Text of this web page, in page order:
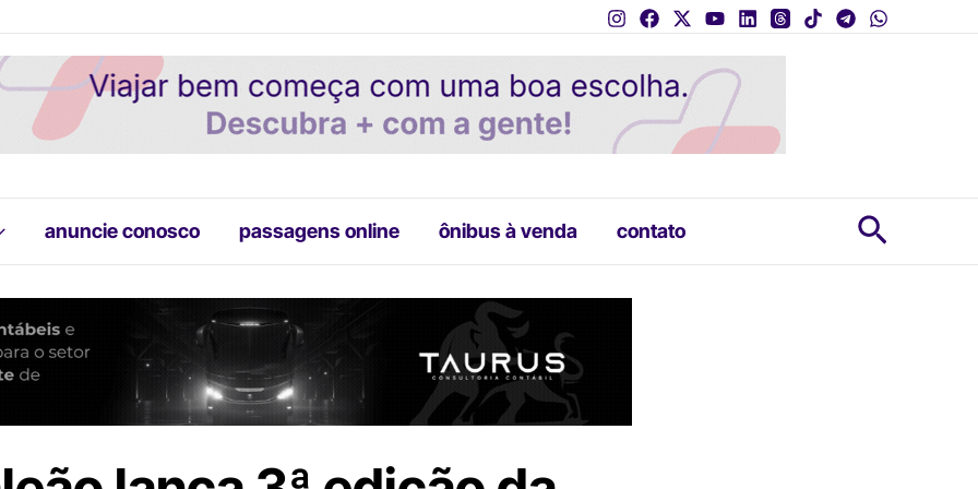
anuncie conosco passagens online ônibus à venda contato